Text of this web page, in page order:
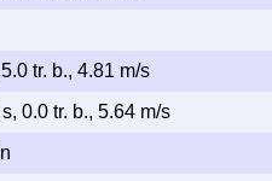
tr. b., 4.81 m/s
0.0 tr. b., 5.64 m/s